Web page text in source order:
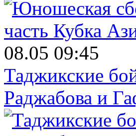
08.05 09:45
Таджикские
Раджабова и